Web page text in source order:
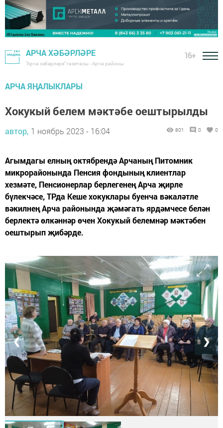
АРЧА ХӘБӘРЛӘРЕ
"Арча хәбәрләре" газетасы - Арча районы
16+
АРЧА ЯҢАЛЫКЛАРЫ
Хокукый белем мәктәбе оештырылды
автор, 1 ноябрь 2023 - 16:04 801 0 0
Агымдагы елның октябрендә Арчаның Питомник
микрорайонында Пенсия фондының клиентлар
хезмәте, Пенсионерлар берлегенең Арча җирле
бүлекчәсе, ТРда Кеше хокуклары буенча вәкаләтле
вәкилнең Арча районында җәмәгать ярдәмчесе белән
берлектә өлкәннәр өчен Хокукый белемнәр мәктәбен
оештырып җибәрде.
❮ ❯